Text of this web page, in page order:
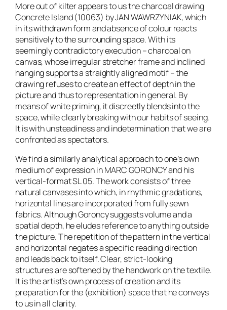
More out of kilter appears to us the charcoal drawing
Concrete Island (10063) by JAN WAWRZYNIAK, which
in its withdrawn form and absence of colour reacts
sensitively to the surrounding space. With its
seemingly contradictory execution – charcoal on
canvas, whose irregular stretcher frame and inclined
hanging supports a straightly aligned motif – the
drawing refuses to create an effect of depth in the
picture and thus to representation in general. By
means of white priming, it discreetly blends into the
space, while clearly breaking with our habits of seeing.
It is with unsteadiness and indetermination that we are
confronted as spectators.
We find a similarly analytical approach to one’s own
medium of expression in MARC GORONCY and his
vertical-formatSL 05. The work consists of three
natural canvases into which, in rhythmic gradations,
horizontal lines are incorporated from fully sewn
fabrics. Although Goroncy suggests volume and a
spatial depth, he eludes reference to anything outside
the picture. The repetition of the pattern in the vertical
and horizontal negates a specific reading direction
and leads back to itself. Clear, strict-looking
structures are softened by the handwork on the textile.
It is the artist’s own process of creation and its
preparation for the (exhibition) space that he conveys
to us in all clarity.